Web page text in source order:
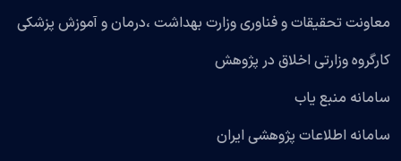
معاونت تحقیقات و فناوری وزارت بهداشت ،درمان و آموزش پزشکی
کارگروه وزارتی اخلاق در پژوهش
سامانه منبع یاب
سامانه اطلاعات پژوهشی ایران